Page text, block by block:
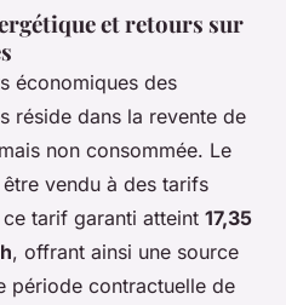
et retours sur
économiques des
réside dans la revente de
non consommée. Le
vendu à des tarifs
tarif garanti atteint 17,35
, offrant ainsi une source
période contractuelle de